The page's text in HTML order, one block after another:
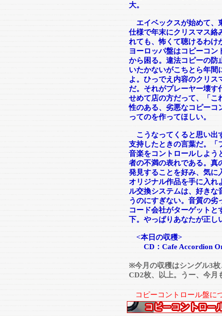
大。
エイベックスが始めて、
仕様で年末にクリスマス絡
れても、怖くて聴けるわけ
ヨーロッパ盤はコピーコン
から困る。違法コピーの防
いたかないがこちとら年間
よ。ひっでえ内容のクリ
だ。それがプレーヤー壊す
せめて店の方だって、「こ
性のある、劣悪なコピーコ
ってのを作ってほしい。
こうなってくると思い出
支持したときの言葉だ。「
音楽をコントロールしよう
者の不満の表れである。真
発見することを好み、気に
オリジナル作品を手に入れ
ル交換システムは、好きな
うのにすぎない。音質の劣
コード会社がターゲットと
下。やっぱりあなたが正し
<本日の収穫>
CD：Cafe Accordion
※今月の収穫はシングル3
CD2枚、以上。うー、今月
コピーコントロール盤に